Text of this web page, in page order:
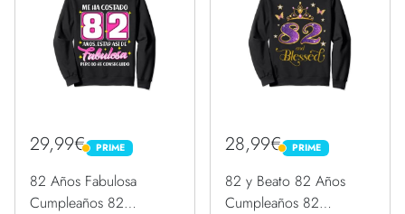
29,99€ PRIME
PRIME
82 Años Fabulosa
Cumpleaños 82
28,99€ PRIME
PRIME
82 y Beato 82 Años
Cumpleaños 82